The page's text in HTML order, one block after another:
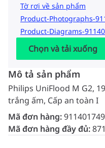
Tờ rơi về sản phẩm
Product-Photographs-
Product-Diagrams-
Chọn và tải xuống
Mô tả sản phẩm
Philips UniFlood M G2,
trắng ấm, Cấp an toàn I
Mã đơn hàng:
Mã đơn hàng đầy đủ: